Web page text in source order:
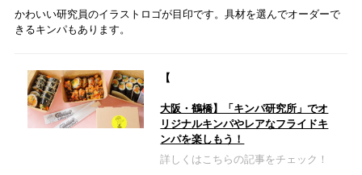
かわいい研究員のイラストロゴが目印です。具材を選んでオーダーで
きるキンパもあります。
【
大阪・鶴橋】「キンパ研究所」でオ
リジナルキンパやレアなフライドキ
ンパを楽しもう！
詳しくはこちらの記事をチェック！